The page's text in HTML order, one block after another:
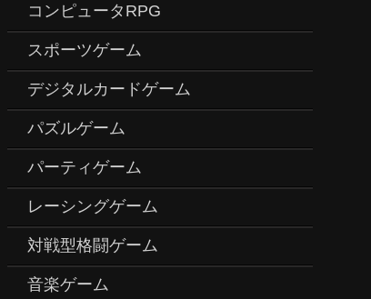
コンピュータRPG
スポーツゲーム
デジタルカードゲーム
パズルゲーム
パーティゲーム
レーシングゲーム
対戦型格闘ゲーム
音楽ゲーム